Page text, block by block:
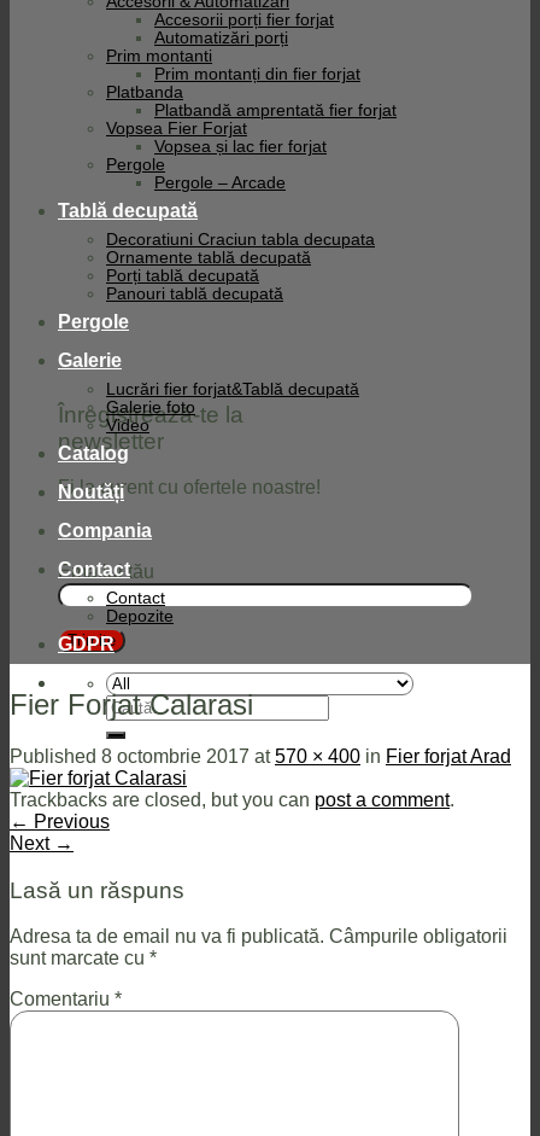
Înregistrează-te la
newsletter
Fi la curent cu ofertele noastre!
Emailul tău
Caută
după:
Accesorii porți fier forjat
Automatizări porți
Prim montanti
Prim montanți din fier forjat
Platbanda
Platbandă amprentată fier forjat
Vopsea Fier Forjat
Vopsea și lac fier forjat
Pergole
Pergole – Arcade
Tablă decupată
Decoratiuni Craciun tabla decupata
Ornamente tablă decupată
Porți tablă decupată
Panouri tablă decupată
Pergole
Galerie
Lucrări fier forjat&Tablă decupată
Galerie foto
Video
Catalog
Noutăți
Compania
Contact
Contact
Depozite
GDPR
Fier Forjat Calarasi
Published 8 octombrie 2017 at570 × 400 in Fier forjat Arad
Trackbacks are closed, but you can post a comment.
← Previous
Next →
Lasă un răspuns
Adresa ta de email nu va fi publicată. Câmpurile obligatorii
sunt marcate cu *
Comentariu *